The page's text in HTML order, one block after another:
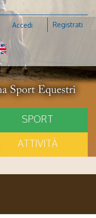
Accedi Registrati
SPORT
ATTIVITÀ